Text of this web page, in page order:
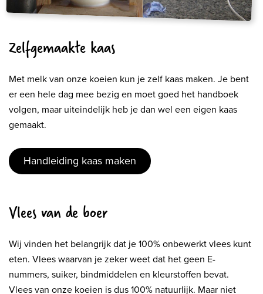
Zelfgemaakte kaas
Met melk van onze koeien kun je zelf kaas maken. Je bent
er een hele dag mee bezig en moet goed het handboek
volgen, maar uiteindelijk heb je dan wel een eigen kaas
gemaakt.
Handleiding kaas maken
Vlees van de boer
Wij vinden het belangrijk dat je 100% onbewerkt vlees kunt
eten. Vlees waarvan je zeker weet dat het geen E-
nummers, suiker, bindmiddelen en kleurstoffen bevat.
Vlees van onze koeien is dus 100% natuurlijk. Maar niet